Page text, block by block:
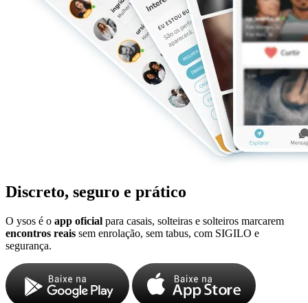
Discreto, seguro e prático
O ysos é o app oficial para casais, solteiras e solteiros marcarem
encontros reais sem enrolação, sem tabus, com SIGILO e
segurança.